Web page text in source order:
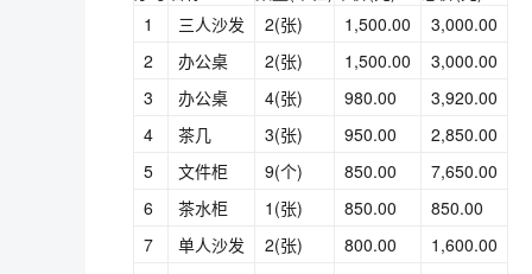
1
三人沙发 2(张) 1,500.00
3,000.00
2
办公桌 2(张) 1,500.00
3,000.00
3
办公桌 4(张) 980.00
3,920.00
4
茶几 3(张) 950.00
2,850.00
5
文件柜 9(个) 850.00
7,650.00
6
茶水柜 1(张) 850.00
850.00
7
单人沙发 2(张) 800.00
1,600.00